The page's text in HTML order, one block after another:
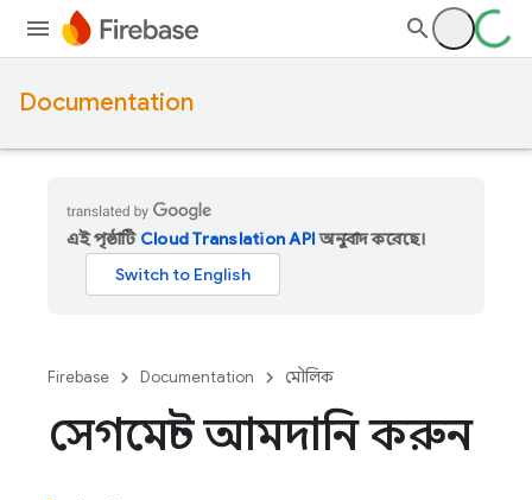
Documentation
এই পৃষ্ঠাটি Cloud Translation APIঅনুবাদ করেছে।
Firebase Documentation মৌলিক
সেগমেন্ট আমদানি করুন